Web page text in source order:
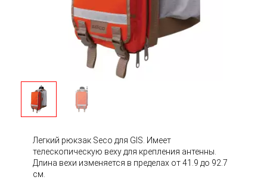
Легкий рюкзак Seco для GIS. Имеет
телескопическую веху для крепления антенны.
Длина вехи изменяется в пределах от 41.9 до 92.7
см.